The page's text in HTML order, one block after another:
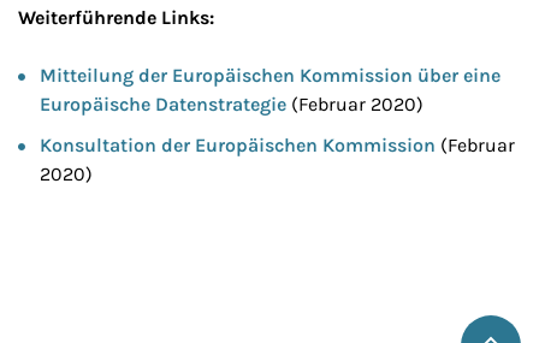
Weiterführende Links:
Mitteilung der Europäischen Kommission über eine
Europäische Datenstrategie (Februar 2020)
Konsultation der Europäischen Kommission (Februar
2020)